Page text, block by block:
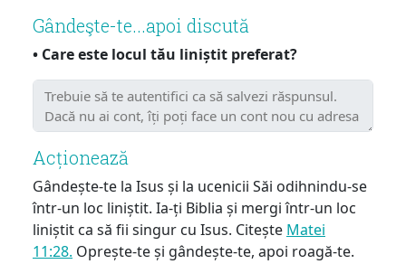
Gândeşte-te...apoi discută
• Care este locul tău liniștit preferat?
Acționează
Gândește-te la Isus și la ucenicii Săi odihnindu-se
într-un loc liniștit. Ia-ți Biblia și mergi într-un loc
liniștit ca să fii singur cu Isus. Citește Matei
11:28. Oprește-te și gândește-te, apoi roagă-te.